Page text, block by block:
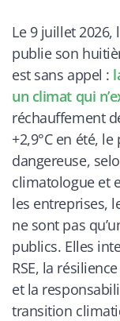
Le 9 juillet 2026,
publie son
est sans appel :
un climat qui
réchauffement
+2,9°C en été,
dangereuse,
climatologue et
les entreprises,
ne sont pas
publics. Elles
RSE, la
et la
transition